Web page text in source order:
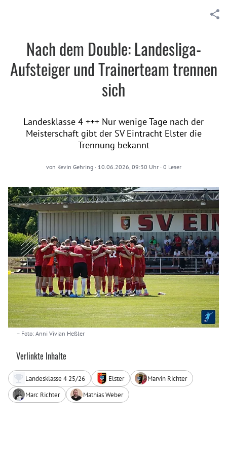
Nach dem Double: Landesliga-
Aufsteiger und Trainerteam trennen
sich
Landesklasse 4 +++ Nur wenige Tage nach der
Meisterschaft gibt der SV Eintracht Elster die
Trennung bekannt
von Kevin Gehring· 10.06.2026, 09:30 Uhr· 0 Leser
– Foto: Anni Vivian Heßler
Verlinkte Inhalte
Landesklasse 4 25/26 Elster
Marvin Richter
Marc Richter
Mathias Weber